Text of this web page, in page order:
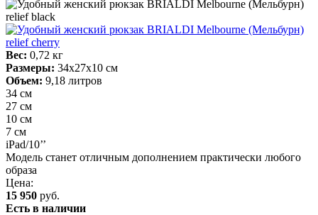
Вес: 0,72 кг
Размеры: 34х27х10 см
Объем: 9,18 литров
34 см
27 см
10 см
7 см
iPad/10’’
Модель станет отличным дополнением практически любого
образа
Цена:
15 950 руб.
Есть в наличии